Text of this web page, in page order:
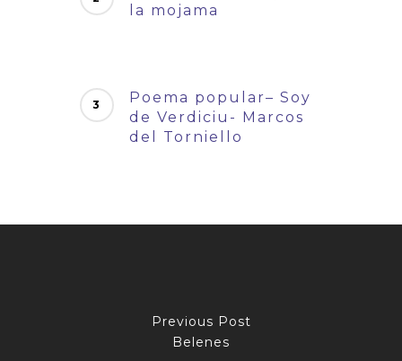
la mojama
Poema popular– Soy
de Verdiciu- Marcos
del Torniello
Previous Post
Belenes